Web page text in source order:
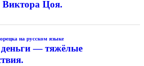
Виктора Цоя.
на русском языке
деньги — тяжёлые